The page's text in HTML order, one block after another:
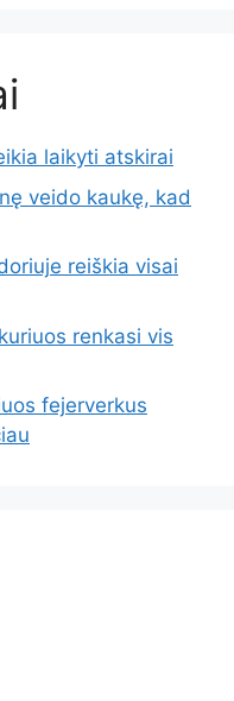
laikyti atskirai
veido kaukę, kad
reiškia visai
renkasi vis
fejerverkus